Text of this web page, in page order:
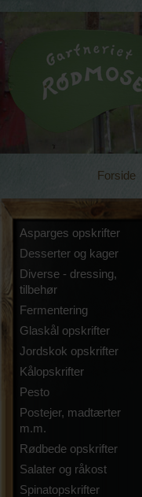
Forside
Asparges opskrifter
Desserter og kager
Diverse - dressing,
tilbehør
Fermentering
Glaskål opskrifter
Jordskok opskrifter
Kålopskrifter
Pesto
Postejer, madtærter
m.m.
Rødbede opskrifter
Salater og råkost
Spinatopskrifter